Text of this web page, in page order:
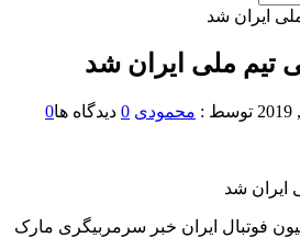
تیم ملی ایران شد
توسط : محمودی 0 دیدگاه ها0
ایران شد
فوتبال ایران خبر سرمربیگری مارک